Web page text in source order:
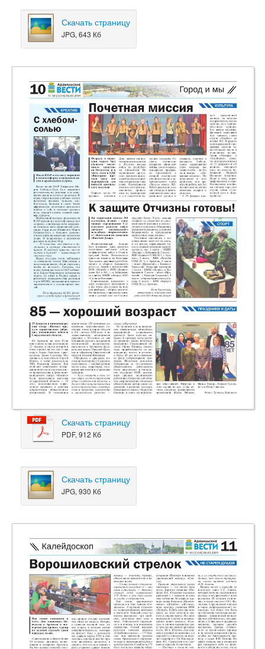
Скачать страницу
JPG, 643 Кб
Скачать страницу
PDF, 912 Кб
Скачать страницу
JPG, 930 Кб